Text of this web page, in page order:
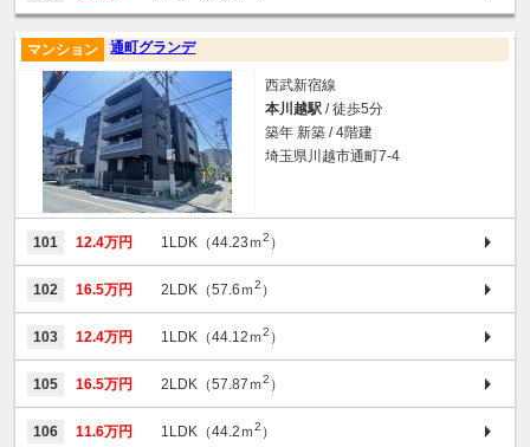
通町グランデ
マンション
西武新宿線
本川越駅 / 徒歩5分
築年 新築 / 4階建
埼玉県川越市通町7-4
101 12.4万円 1LDK（44.23ｍ2 ）
102 16.5万円 2LDK（57.6ｍ2 ）
103 12.4万円 1LDK（44.12ｍ2 ）
105 16.5万円 2LDK（57.87ｍ2 ）
106 11.6万円 1LDK（44.2ｍ2 ）